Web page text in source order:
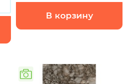
В корзину